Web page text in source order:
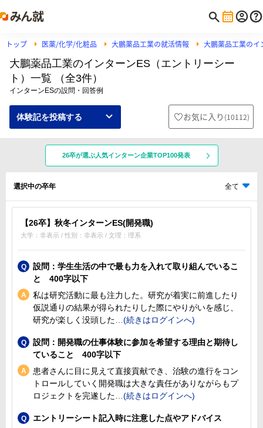
トップ 医薬/化学/化粧品 大鵬薬品工業の就活情報 大鵬薬品工業のイ
大鵬薬品工業のインターンES（エントリーシー
ト）一覧 （全3件）
インターンESの設問・回答例
体験記を投稿する お気に入り (10112)
26卒が選ぶ人気インターン企業TOP100発表
選択中の卒年 全て
【26卒】秋冬インターンES(開発職)
大学：非表示 / 性別：非表示 / 文理：理系
設問：学生生活の中で最も力を入れて取り組んでいるこ
と 400字以下
私は研究活動に最も注力した。研究が着実に前進したり
仮説通りの結果が得られたりした際にやりがいを感じ、
研究が楽しく没頭した
設問：開発職の仕事体験に参加を希望する理由と期待し
ていること 400字以下
患者さんに目に見えて直接貢献でき、治験の進行をコン
トロールしていく開発職は大きな責任がありながらもプ
ロジェクトを完遂した
エントリーシート記入時に注意した点やアドバイス